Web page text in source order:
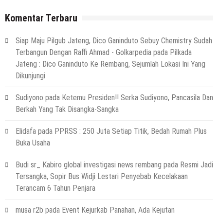
HEADLINE
(Temuan Mayat Laki-Laki Di Pinggir
Pantai Utara Rembang)
29 Juli 2026
HEADLINE
Sejumlah Tips Membeli Tanah Kapling,
Terapkan Ini!! Ada Cara Yang Jarang
Terpikirkan Orang Awam
14 Maret 2022 by musa r2b
HEADLINE
Teguh Akhirnya Diselamatkan Serka
Suyuthi
26 November 2021 bymusa r2b
UKW Disebut Sebagai Mahkota Seorang
Komentar Terbaru
Siap Maju Pilgub Jateng, Dico Ganinduto Sebuy Chemistry Sudah
Terbangun Dengan Raffi Ahmad - Golkarpedia pada Pilkada
Jateng : Dico Ganinduto Ke Rembang, Sejumlah Lokasi Ini Yang
Dikunjungi
Sudiyono pada Ketemu Presiden!! Serka Sudiyono, Pancasila Dan
Berkah Yang Tak Disangka-Sangka
Elidafa pada PPRSS : 250 Juta Setiap Titik, Bedah Rumah Plus
Buka Usaha
Budi sr_ Kabiro global investigasi news rembang pada Resmi Jadi
Tersangka, Sopir Bus Widji Lestari Penyebab Kecelakaan
Terancam 6 Tahun Penjara
musa r2b pada Event Kejurkab Panahan, Ada Kejutan